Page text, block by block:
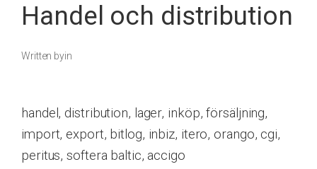
Handel och distribution
Written byin
handel, distribution, lager, inköp, försäljning,
import, export, bitlog, inbiz, itero, orango, cgi,
peritus, softera baltic, accigo